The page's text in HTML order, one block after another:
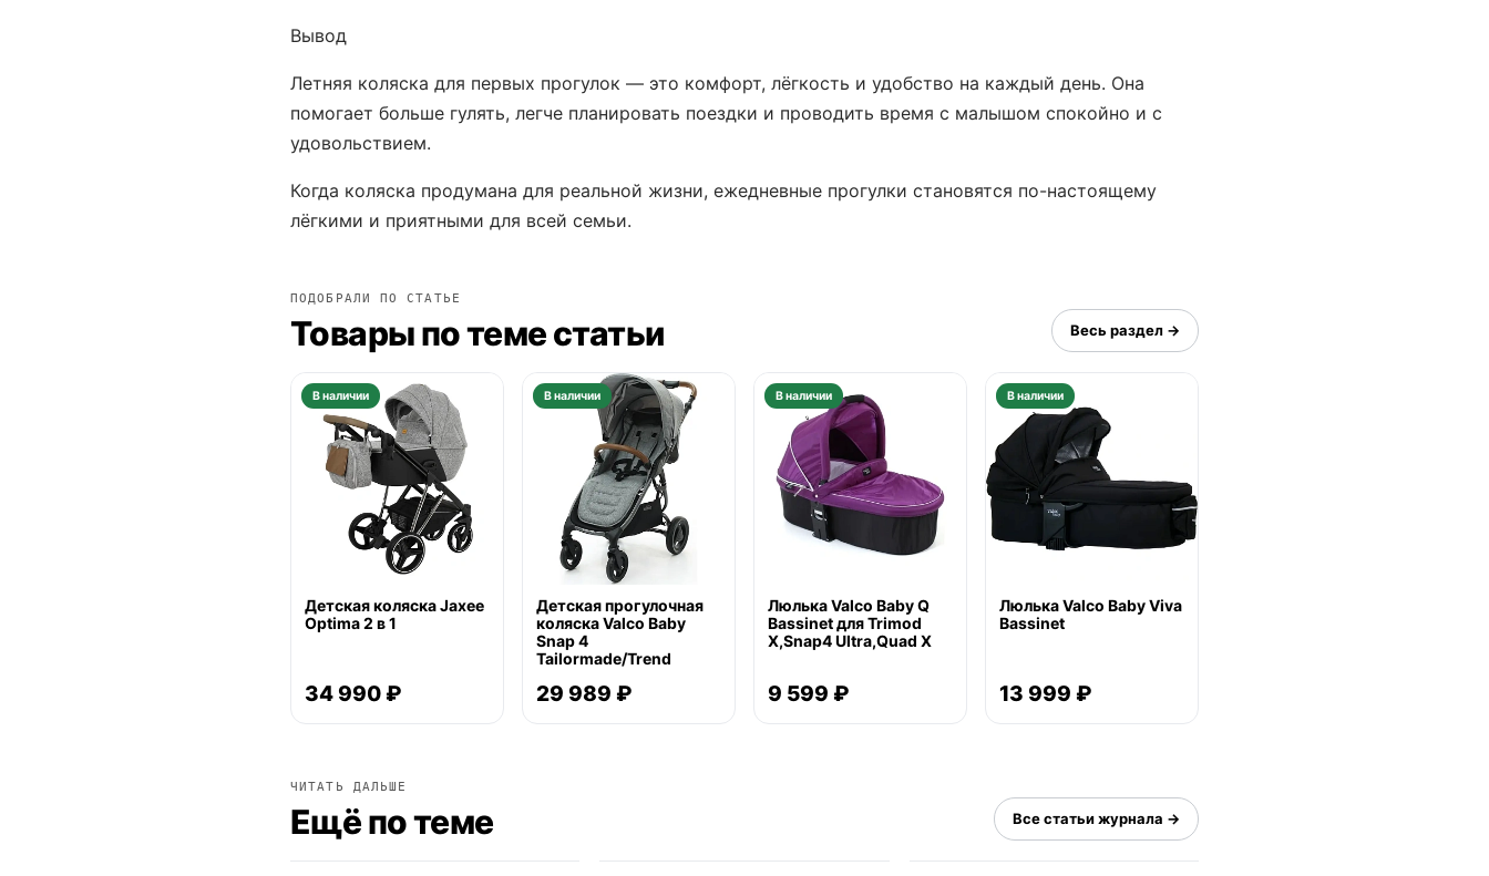
Вывод
Летняя коляска для первых прогулок — это комфорт, лёгкость и удобство на каждый день. Она
помогает больше гулять, легче планировать поездки и проводить время с малышом спокойно и с
удовольствием.
Когда коляска продумана для реальной жизни, ежедневные прогулки становятся по-настоящему
лёгкими и приятными для всей семьи.
ПОДОБРАЛИ ПО СТАТЬЕ
Товары по теме статьи Весь раздел →
В наличии
Детская коляска Jaxee
Optima 2 в 1
34 990 ₽
В наличии
Детская прогулочная
коляска Valco Baby
Snap 4
Tailormade/Trend
29 989 ₽
В наличии
Люлька Valco Baby Q
Bassinet для Trimod
X,Snap4 Ultra,Quad X
9 599 ₽
В наличии
Люлька Valco Baby Viva
Bassinet
13 999 ₽
ЧИТАТЬ ДАЛЬШЕ
Ещё по теме Все статьи журнала →